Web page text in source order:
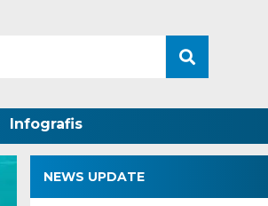
Infografis
NEWS UPDATE